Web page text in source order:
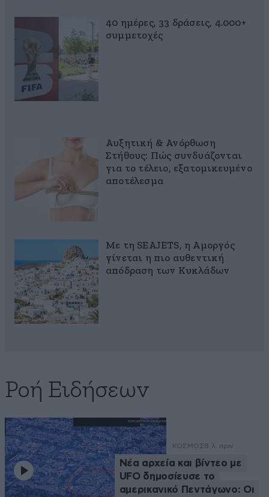
40 ημέρες, 33 δράσεις, 4.000+
συμμετοχές
Αυξητική & Ανόρθωση
Στήθους: Πώς συνδυάζονται
για το τέλειο, εξατομικευμένο
αποτέλεσμα
Με τη SEAJETS, η Αμοργός
γίνεται η πιο αυθεντική
απόδραση των Κυκλάδων
Ροή Ειδήσεων
ΚΟΣΜΟΣ8 λ. πριν
Νέα αρχεία και βίντεο με
UFO δημοσίευσε το
αμερικανικό Πεντάγωνο: Οι